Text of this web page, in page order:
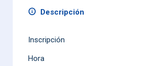
Descripción
Inscripción
Hora